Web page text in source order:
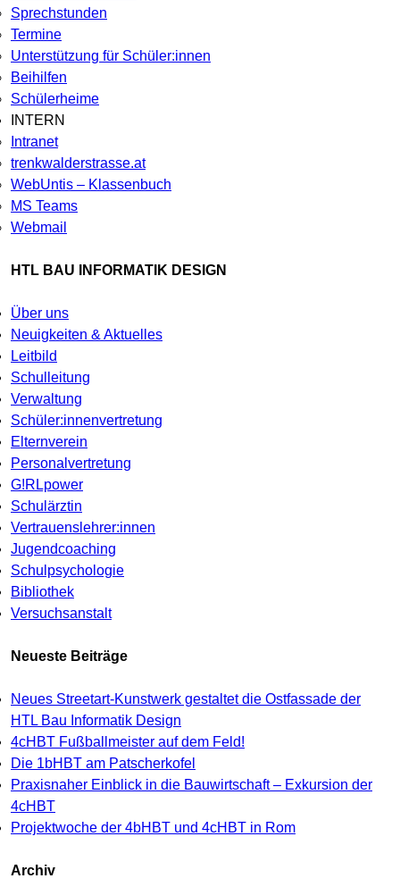
Sprechstunden
Termine
Unterstützung für Schüler:innen
Beihilfen
Schülerheime
INTERN
Intranet
trenkwalderstrasse.at
WebUntis – Klassenbuch
MS Teams
Webmail
HTL BAU INFORMATIK DESIGN
Über uns
Neuigkeiten & Aktuelles
Leitbild
Schulleitung
Verwaltung
Schüler:innenvertretung
Elternverein
Personalvertretung
G!RLpower
Schulärztin
Vertrauenslehrer:innen
Jugendcoaching
Schulpsychologie
Bibliothek
Versuchsanstalt
Neueste Beiträge
Neues Streetart-Kunstwerk gestaltet die Ostfassade der
HTL Bau Informatik Design
4cHBT Fußballmeister auf dem Feld!
Die 1bHBT am Patscherkofel
Praxisnaher Einblick in die Bauwirtschaft – Exkursion der
4cHBT
Projektwoche der 4bHBT und 4cHBT in Rom
Archiv